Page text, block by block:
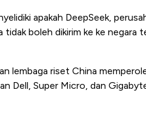
apakah DeepSeek,
tidak boleh dikirim ke ke negara
lembaga riset China
Dell, Super Micro, dan
Apa yang Sebenarnya